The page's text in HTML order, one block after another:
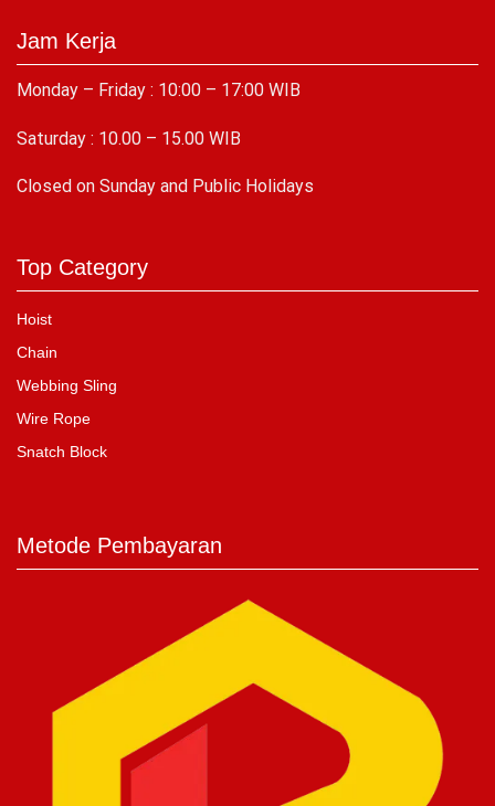
Jam Kerja
Monday – Friday : 10:00 – 17:00 WIB
Saturday : 10.00 – 15.00 WIB
C losed on Sunday and Public Holidays
Top Category
Hoist
Chain
Webbing Sling
Wire Rope
Snatch Block
Metode Pembayaran